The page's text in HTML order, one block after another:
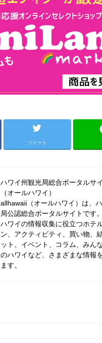
ツイート
ハワイ州観光局総合ポータルサ
（オールハワイ）
allhawaii（オールハワイ）は、
局公認総合ポータルサイトです。
ハワイの情報収集に役立つホテ
ン、アクティビティ、買い物、
ット、イベント、コラム、みん
のハワイなど、さまざまな情報
ます。